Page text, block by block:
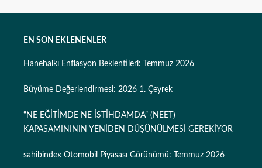
EN SON EKLENENLER
Hanehalkı Enflasyon Beklentileri: Temmuz 2026
Büyüme Değerlendirmesi: 2026 1. Çeyrek
“NE EĞİTİMDE NE İSTİHDAMDA” (NEET)
KAPASAMINININ YENİDEN DÜŞÜNÜLMESİ GEREKİYOR
sahibindex Otomobil Piyasası Görünümü: Temmuz 2026